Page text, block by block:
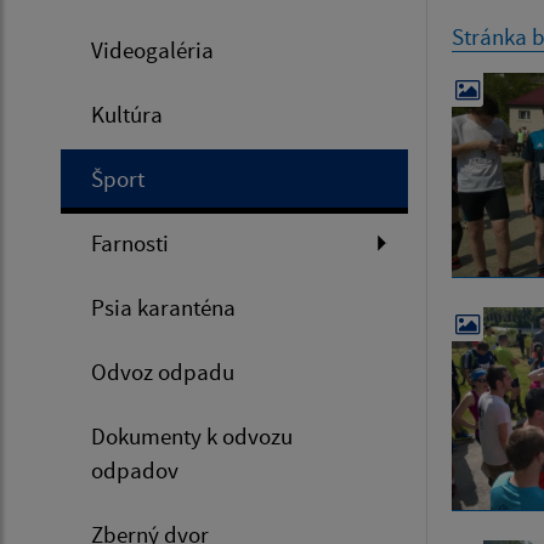
Videogaléria
Kultúra
Šport
Farnosti
Psia karanténa
Odvoz odpadu
Dokumenty k odvozu
odpadov
Zberný dvor
Stránka